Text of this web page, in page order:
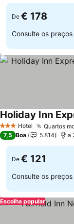
De € 178
Consulte os
3 EstrelasHotel Quartos
Ver preços
7,5 Boa 5.814 a
De € 121
Consulte os
Escolha popular